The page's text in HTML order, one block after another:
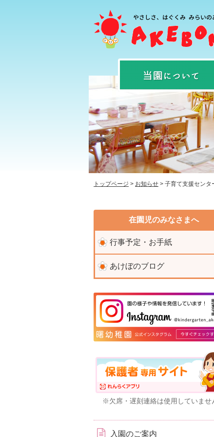
トップページ > お知らせ > 子育て支援センタ
在園児のみなさまへ
行事予定・お手紙
あけぼのブログ
※欠席・遅刻連絡は使用していませ
入園のご案内